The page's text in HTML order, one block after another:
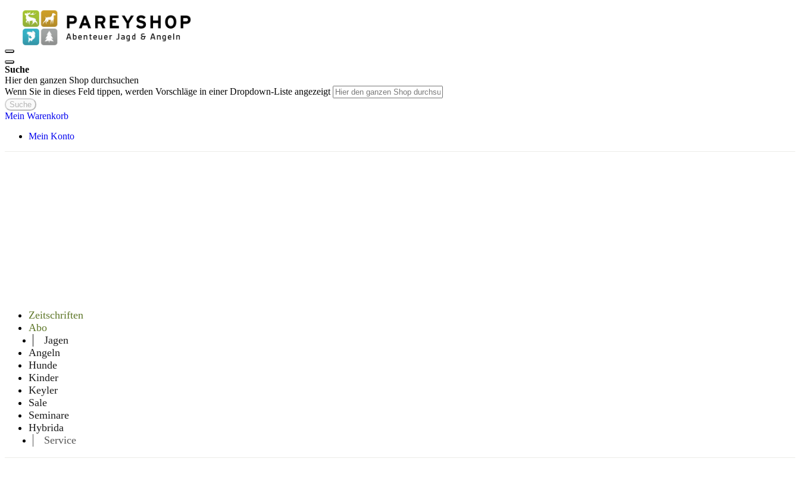
Suche
Hier den ganzen Shop durchsuchen
Wenn Sie in dieses Feld tippen, werden Vorschläge in einer Dropdown-Liste angezeigt
Suche
Mein Warenkorb
Mein Konto
Zeitschriften
Abo
Jagen
Angeln
Hunde
Kinder
Keyler
Sale
Seminare
Hybrida
Service